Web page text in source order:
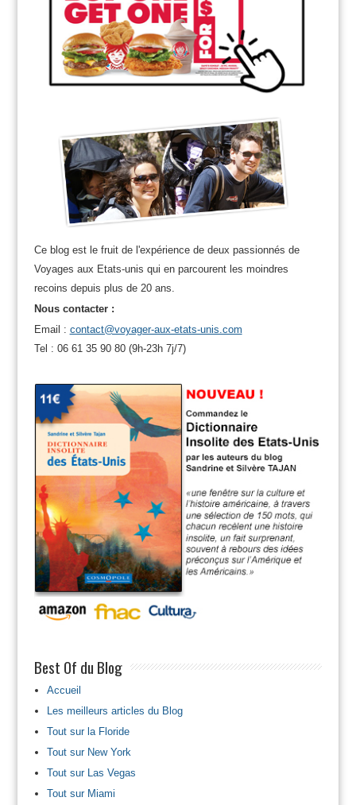
Ce blog est le fruit de l'expérience de deux passionnés de
Voyages aux Etats-unis qui en parcourent les moindres
recoins depuis plus de 20 ans.
Nous contacter :
Email : contact@voyager-aux-etats-unis.com
Tel : 06 61 35 90 80 (9h-23h 7j/7)
Best Of du Blog
Accueil
Les meilleurs articles du Blog
Tout sur la Floride
Tout sur New York
Tout sur Las Vegas
Tout sur Miami